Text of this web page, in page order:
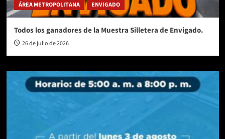
ÁREA METROPOLITANA ENVIGADO
Todos los ganadores de la Muestra Silletera de Envigado.
26 de julio de 2026